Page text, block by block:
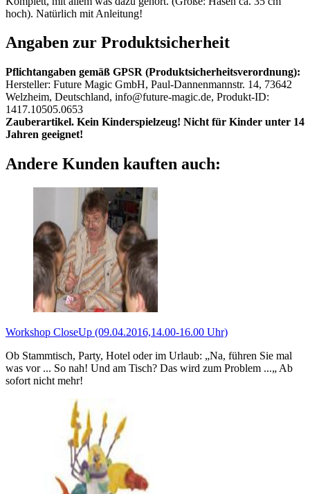
hoch). Natürlich mit Anleitung!
Angaben zur Produktsicherheit
Pflichtangaben gemäß GPSR (Produktsicherheitsverordnung):
Hersteller: Future Magic GmbH, Paul-Dannenmannstr. 14, 73642
Welzheim, Deutschland, info@future-magic.de, Produkt-ID:
1417.10505.0653
Zauberartikel. Kein Kinderspielzeug! Nicht für Kinder unter 14
Jahren geeignet!
Andere Kunden kauften auch:
Workshop CloseUp (09.04.2016,14.00-16.00 Uhr)
Ob Stammtisch, Party, Hotel oder im Urlaub: „Na, führen Sie mal
was vor ... So nah! Und am Tisch? Das wird zum Problem ...„ Ab
sofort nicht mehr!